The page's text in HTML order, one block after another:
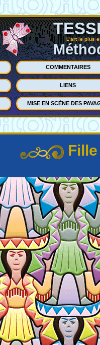
L'art le plus
COMMENTAIRES
LIENS
MISE EN SCÈNE DES
Fille